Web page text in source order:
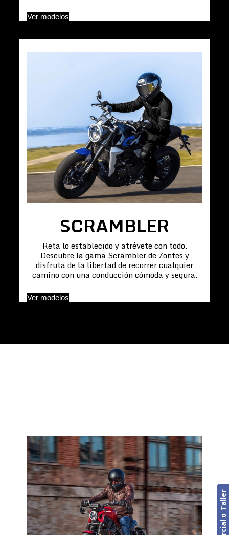
Ver modelos
SCRAMBLER
Reta lo establecido y atrévete con todo.
Descubre la gama Scrambler de Zontes y
disfruta de la libertad de recorrer cualquier
camino con una conducción cómoda y segura.
Ver modelos